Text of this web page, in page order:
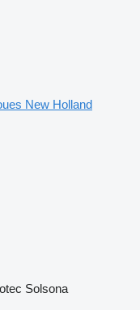
New Holland
Solsona